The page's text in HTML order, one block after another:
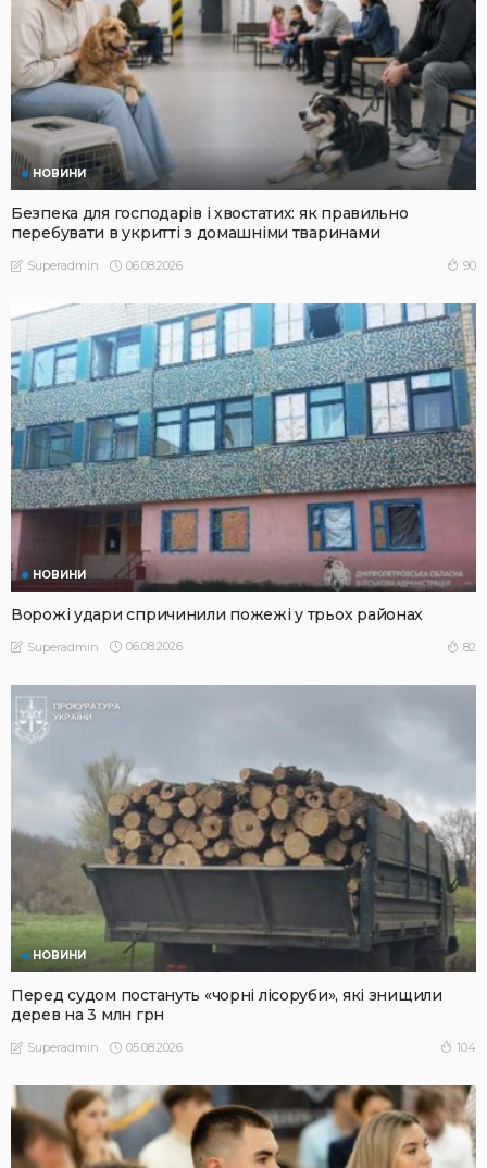
НОВИНИ
Безпека для господарів і хвостатих: як правильно
перебувати в укритті з домашніми тваринами
Superadmin 06.08.2026 90
НОВИНИ
Ворожі удари спричинили пожежі у трьох районах
Superadmin 06.08.2026 82
НОВИНИ
Перед судом постануть «чорні лісоруби», які знищили
дерев на 3 млн грн
Superadmin 05.08.2026 104